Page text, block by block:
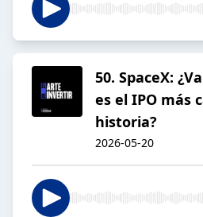
50. SpaceX:
es el IPO más
historia?
2026-05-20